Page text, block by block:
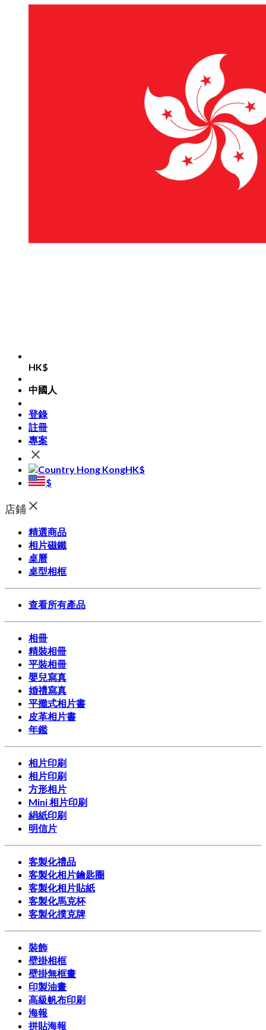
HK$
中國人
登錄
註冊
專案
HK$
$
店鋪
精選商品
相片磁鐵
桌曆
桌型相框
查看所有產品
相冊
精裝相冊
平裝相冊
嬰兒寫真
婚禮寫真
平攤式相片書
皮革相片書
年鑑
相片印刷
相片印刷
方形相片
Mini 相片印刷
絹紙印刷
明信片
客製化禮品
客製化相片鑰匙圈
客製化相片貼紙
客製化馬克杯
客製化撲克牌
裝飾
壁掛相框
壁掛無框畫
印製油畫
高級帆布印刷
海報
拼貼海報